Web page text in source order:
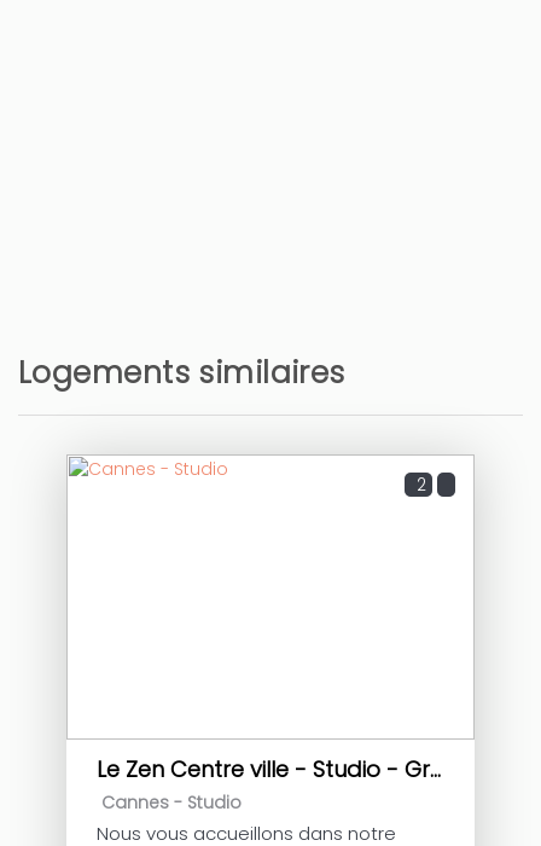
Logements similaires
2
Le Zen Centre ville - Studio - Grande terrasse
Cannes - Studio
Nous vous accueillons dans notre